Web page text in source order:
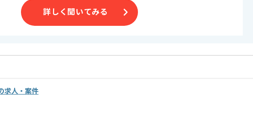
詳しく聞いてみる
求人・案件